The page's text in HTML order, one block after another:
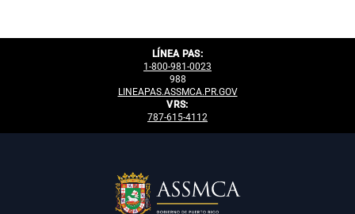
LÍNEA PAS:
1-800-981-0023
988
LINEAPAS.ASSMCA.PR.GOV
VRS:
787-615-4112